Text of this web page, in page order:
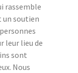
rassemble
un soutien
leur lieu de
sont
Nous